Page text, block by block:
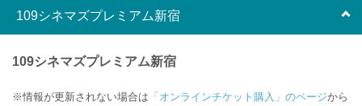
109シネマズプレミアム新宿
109シネマズプレミアム新宿
※情報が更新されない場合は 「オンラインチケット購入」のページから